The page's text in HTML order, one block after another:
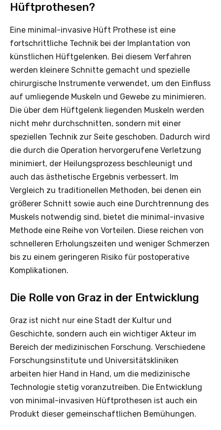
Hüftprothesen?
Eine minimal-invasive Hüft Prothese ist eine
fortschrittliche Technik bei der Implantation von
künstlichen Hüftgelenken. Bei diesem Verfahren
werden kleinere Schnitte gemacht und spezielle
chirurgische Instrumente verwendet, um den Einfluss
auf umliegende Muskeln und Gewebe zu minimieren.
Die über dem Hüftgelenk liegenden Muskeln werden
nicht mehr durchschnitten, sondern mit einer
speziellen Technik zur Seite geschoben. Dadurch wird
die durch die Operation hervorgerufene Verletzung
minimiert, der Heilungsprozess beschleunigt und
auch das ästhetische Ergebnis verbessert. Im
Vergleich zu traditionellen Methoden, bei denen ein
größerer Schnitt sowie auch eine Durchtrennung des
Muskels notwendig sind, bietet die minimal-invasive
Methode eine Reihe von Vorteilen. Diese reichen von
schnelleren Erholungszeiten und weniger Schmerzen
bis zu einem geringeren Risiko für postoperative
Komplikationen.
Die Rolle von Graz in der Entwicklung
Graz ist nicht nur eine Stadt der Kultur und
Geschichte, sondern auch ein wichtiger Akteur im
Bereich der medizinischen Forschung. Verschiedene
Forschungsinstitute und Universitätskliniken
arbeiten hier Hand in Hand, um die medizinische
Technologie stetig voranzutreiben. Die Entwicklung
von minimal-invasiven Hüftprothesen ist auch ein
Produkt dieser gemeinschaftlichen Bemühungen.